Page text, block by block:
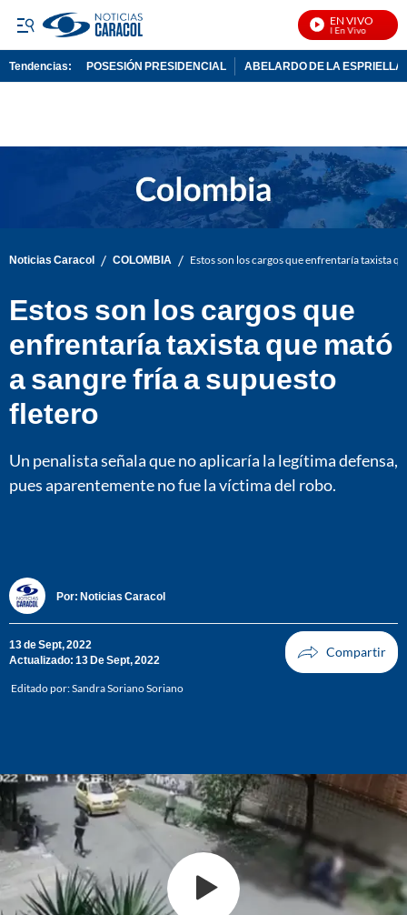
EN VIVO
Noticias Caracol En Vivo
Tendencias: POSESIÓN PRESIDENCIAL ABELARDO DE LA ESPRIELLA
Noticias Caracol / COLOMBIA / Estos son los cargos que enfrentaría taxista
Estos son los cargos que
enfrentaría taxista que mató
a sangre fría a supuesto
fletero
Un penalista señala que no aplicaría la legítima defensa,
pues aparentemente no fue la víctima del robo.
Por: Noticias Caracol
13 de Sept, 2022
Actualizado: 13 De Sept, 2022
Editado por:Sandra Soriano Soriano